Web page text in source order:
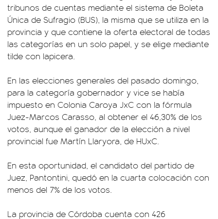
tribunos de cuentas mediante el sistema de Boleta
Única de Sufragio (BUS), la misma que se utiliza en la
provincia y que contiene la oferta electoral de todas
las categorías en un solo papel, y se elige mediante
tilde con lapicera.
En las elecciones generales del pasado domingo,
para la categoría gobernador y vice se había
impuesto en Colonia Caroya JxC con la fórmula
Juez-Marcos Carasso, al obtener el 46,30% de los
votos, aunque el ganador de la elección a nivel
provincial fue Martín Llaryora, de HUxC.
En esta oportunidad, el candidato del partido de
Juez, Pantontini, quedó en la cuarta colocación con
menos del 7% de los votos.
La provincia de Córdoba cuenta con 426